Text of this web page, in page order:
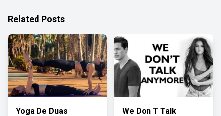
Related Posts
Yoga De Duas
We Don T Talk